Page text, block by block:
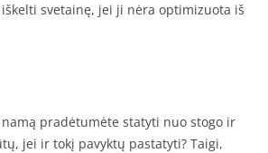
svetainę, jei ji nėra optimizuota iš
namą pradėtumėte statyti nuo stogo ir
jei ir tokį pavyktų pastatyti? Taigi,